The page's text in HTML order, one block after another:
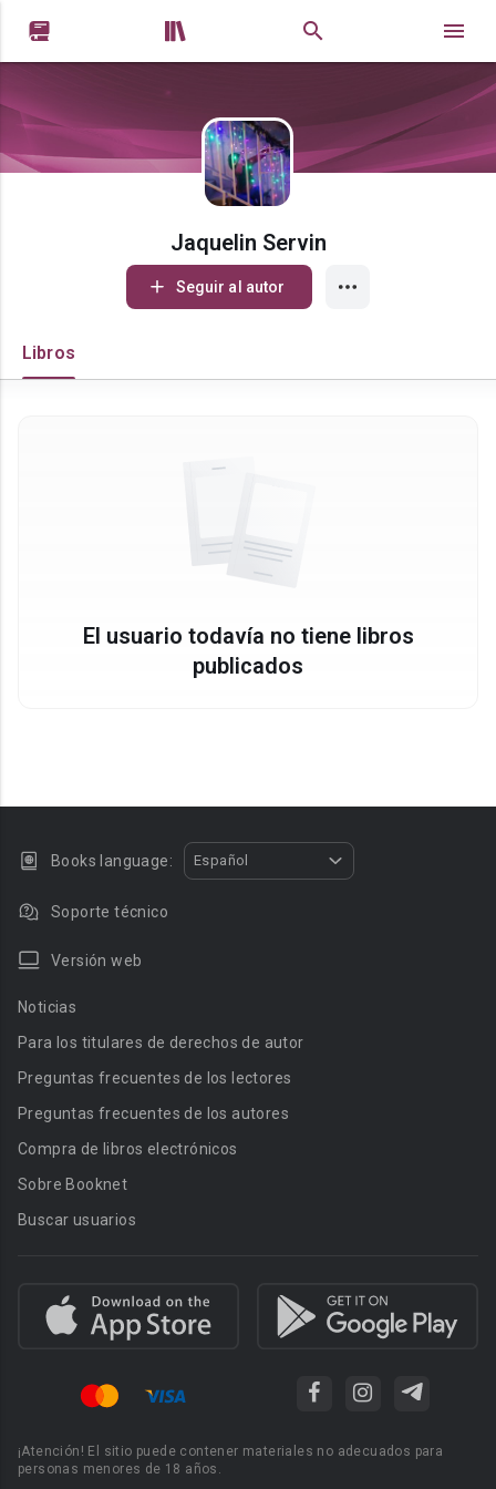
 
Jaquelin Servin
Seguir al autor
Libros
El usuario todavía no tiene libros
publicados
Books language: Español
Soporte técnico
Versión web
Noticias
Para los titulares de derechos de autor
Preguntas frecuentes de los lectores
Preguntas frecuentes de los autores
Compra de libros electrónicos
Sobre Booknet
Buscar usuarios
¡Atención! El sitio puede contener materiales no adecuados para
personas menores de 18 años.